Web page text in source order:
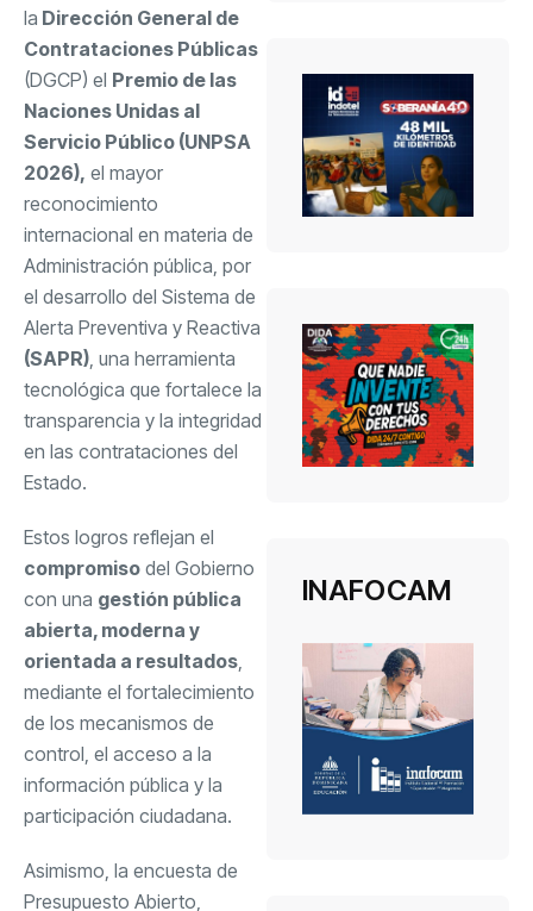
la Dirección General de
Contrataciones Públicas
(DGCP) el Premio de las
Naciones Unidas al
Servicio Público (UNPSA
2026), el mayor
reconocimiento
internacional en materia de
Administración pública, por
el desarrollo del Sistema de
Alerta Preventiva y Reactiva
(SAPR) , una herramienta
tecnológica que fortalece la
transparencia y la integridad
en las contrataciones del
Estado.
Estos logros reflejan el
compromiso del Gobierno
con una gestión pública
abierta, moderna y
orientada a resultados
mediante el fortalecimiento
de los mecanismos de
control, el acceso a la
información pública y la
participación ciudadana.
Asimismo, la encuesta de
Presupuesto Abierto,
INAFOCAM